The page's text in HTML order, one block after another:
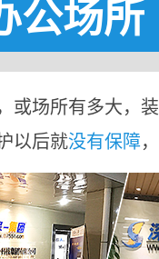
公场所
或场所有多大，
以后就没有保障